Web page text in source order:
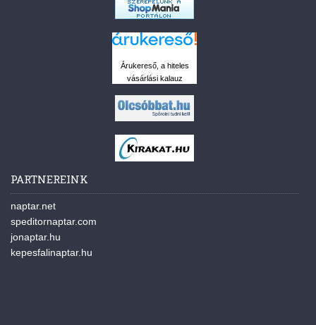
Árukereső, a hiteles
vásárlási kalauz
PARTNEREINK
naptar.net
speditornaptar.com
jonaptar.hu
kepesfalinaptar.hu